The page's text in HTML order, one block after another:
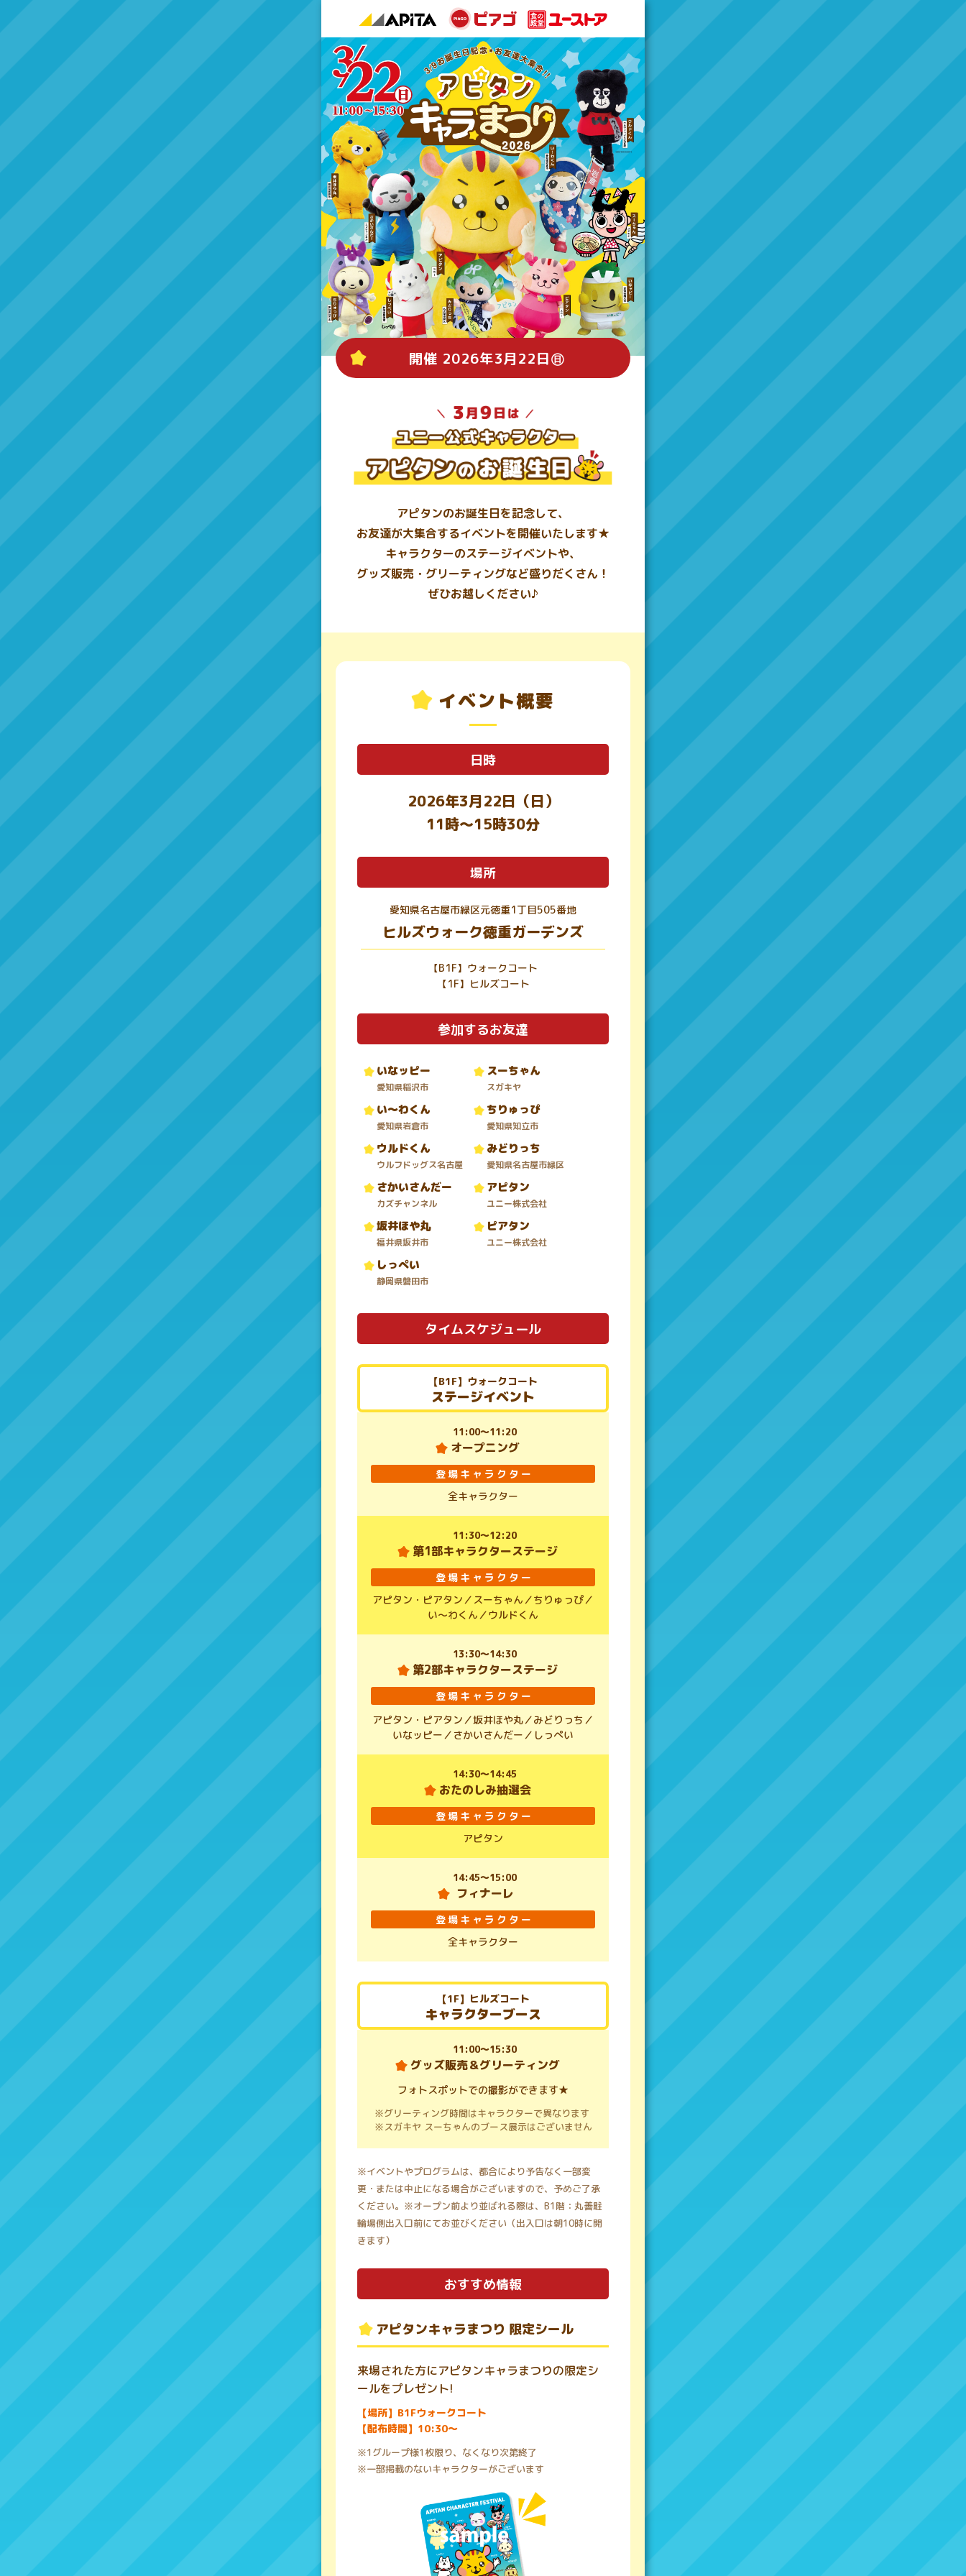
開催 2026年3月22日㊐
アピタンのお誕生日を記念して、
お友達が大集合するイベントを開催いたします★
キャラクターのステージイベントや、
グッズ販売・グリーティングなど盛りだくさん！
ぜひお越しください♪
イベント概要
日時
2026年3月22日（日）
11時～15時30分
場所
愛知県名古屋市緑区元徳重1丁目505番地
ヒルズウォーク徳重ガーデンズ
【B1F】ウォークコート
【1F】ヒルズコート
参加するお友達
いなッピー
愛知県稲沢市
い～わくん
愛知県岩倉市
ウルドくん
ウルフドッグス名古屋
さかいさんだー
カズチャンネル
坂井ほや丸
福井県坂井市
しっぺい
静岡県磐田市
スーちゃん
スガキヤ
ちりゅっぴ
愛知県知立市
みどりっち
愛知県名古屋市緑区
アピタン
ユニー株式会社
ピアタン
ユニー株式会社
タイムスケジュール
【B1F】ウォークコート
ステージイベント
11:00～11:20
オープニング
登場キャラクター
全キャラクター
11:30～12:20
第1部キャラクターステージ
登場キャラクター
アピタン・ピアタン／ スーちゃん／ちりゅっぴ／
い～わくん／ウルドくん
13:30～14:30
第2部キャラクターステージ
登場キャラクター
アピタン・ピアタン／坂井ほや丸／みどりっち／
いなッピー／ さかいさんだー／ しっぺい
14:30～14:45
おたのしみ抽選会
登場キャラクター
アピタン
14:45～15:00
フィナーレ
登場キャラクター
全キャラクター
【1F】ヒルズコート
キャラクターブース
11:00～15:30
グッズ販売＆グリーティング
フォトスポットでの撮影ができます★
※グリーティング時間はキャラクターで異なります
※スガキヤ スーちゃんのブース展示はございません
※イベントやプログラムは、都合により予告なく一部変
更・または中止になる場合がございますので、予めご了承
ください。※オープン前より並ばれる際は、B1階：丸善駐
輪場側出入口前にてお並びください（出入口は朝10時に開
きます）
おすすめ情報
アピタンキャラまつり 限定シール
来場された方にアピタンキャラまつりの限定シ
ールをプレゼント!
【場所】B1Fウォークコート
【配布時間】10:30～
※1グループ様1枚限り、なくなり次第終了
※一部掲載のないキャラクターがございます